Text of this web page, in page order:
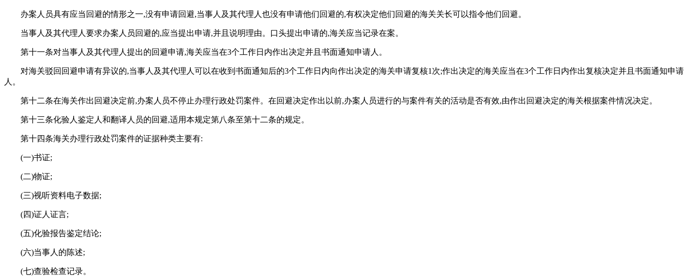
办案人员具有应当回避的情形之一,没有申请回避,当事人及其代理人也没有申请他们回避的,有权决定他们回避的海关关长可以指令他们回避。
当事人及其代理人要求办案人员回避的,应当提出申请,并且说明理由。口头提出申请的,海关应当记录在案。
第十一条对当事人及其代理人提出的回避申请,海关应当在3个工作日内作出决定并且书面通知申请人。
对海关驳回回避申请有异议的,当事人及其代理人可以在收到书面通知后的3个工作日内向作出决定的海关申请复核1次;作出决定的海关应当在3个工作日内作出复核决定并且书面通知申请
人。
第十二条在海关作出回避决定前,办案人员不停止办理行政处罚案件。在回避决定作出以前,办案人员进行的与案件有关的活动是否有效,由作出回避决定的海关根据案件情况决定。
第十三条化验人鉴定人和翻译人员的回避,适用本规定第八条至第十二条的规定。
第十四条海关办理行政处罚案件的证据种类主要有:
(一)书证;
(二)物证;
(三)视听资料电子数据;
(四)证人证言;
(五)化验报告鉴定结论;
(六)当事人的陈述;
(七)查验检查记录。